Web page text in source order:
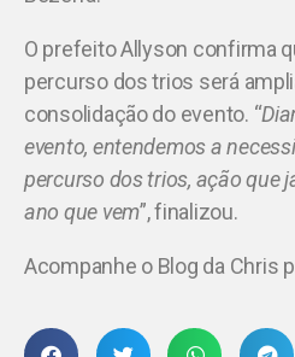
O prefeito Allyson confirma
percurso dos trios será
consolidação do evento. “
evento, entendemos a
percurso dos trios, ação que
ano que vem”, finalizou.
Acompanhe o Blog da Chris